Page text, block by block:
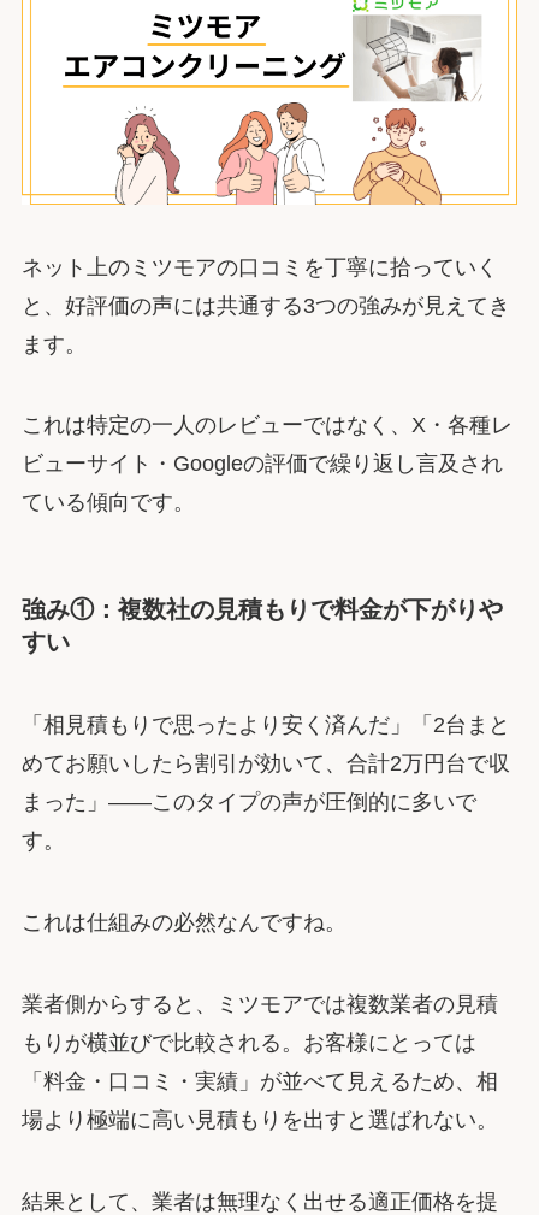
ネット上のミツモアの口コミを丁寧に拾っていく
と、好評価の声には共通する3つの強みが見えてき
ます。
これは特定の一人のレビューではなく、X・各種レ
ビューサイト・Googleの評価で繰り返し言及され
ている傾向です。
強み①：複数社の見積もりで料金が下がりや
すい
「相見積もりで思ったより安く済んだ」「2台まと
めてお願いしたら割引が効いて、合計2万円台で収
まった」――このタイプの声が圧倒的に多いで
す。
これは仕組みの必然なんですね。
業者側からすると、ミツモアでは複数業者の見積
もりが横並びで比較される。お客様にとっては
「料金・口コミ・実績」が並べて見えるため、相
場より極端に高い見積もりを出すと選ばれない。
結果として、業者は無理なく出せる適正価格を提